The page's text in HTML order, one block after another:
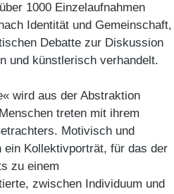
1000 Einzelaufnahmen
Identität und Gemeinschaft,
Debatte zur Diskussion
und künstlerisch verhandelt.
wird aus der Abstraktion
treten mit ihrem
Motivisch und
Kollektivporträt, für das der
zu einem
zwischen Individuum und